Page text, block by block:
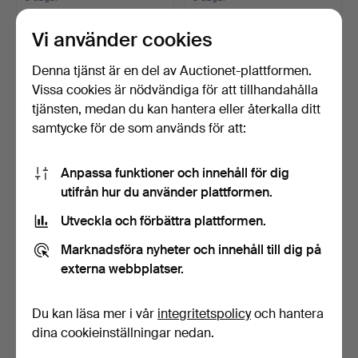
53 USD 159 USD
ANASTASSIADES.
Bordslampa "IC Ligh…
Bordslampa 2575, för Firma
Vi använder cookies
Denna tjänst är en del av Auctionet-plattformen.
Vissa cookies är nödvändiga för att tillhandahålla
tjänsten, medan du kan hantera eller återkalla ditt
samtycke för de som används för att:
Anpassa funktioner och innehåll för dig
utifrån hur du använder plattformen.
Utveckla och förbättra plattformen.
Marknadsföra nyheter och innehåll till dig på
externa webbplatser.
Du kan läsa mer i vår integritetspolicyoch hantera
dina cookieinställningar nedan.